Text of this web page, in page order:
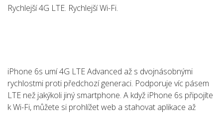
Rychlejší 4G LTE. Rychlejší Wi-Fi.
iPhone 6s umí 4G LTE Advanced až s dvojnásobnými
rychlostmi proti předchozí generaci. Podporuje víc pásem
LTE než jakýkoli jiný smartphone. A když iPhone 6s připojíte
k Wi-Fi, můžete si prohlížet web a stahovat aplikace až